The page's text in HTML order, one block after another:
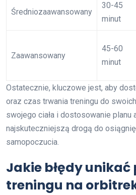
Średniozaawansowany
30-45
minut
Zaawansowany
45-60
minut
Ostatecznie, kluczowe jest, aby
oraz czas trwania treningu do
swojego ciała i dostosowanie planu
najskuteczniejszą drogą do
samopoczucia.
Jakie błędy unikać
treningu na